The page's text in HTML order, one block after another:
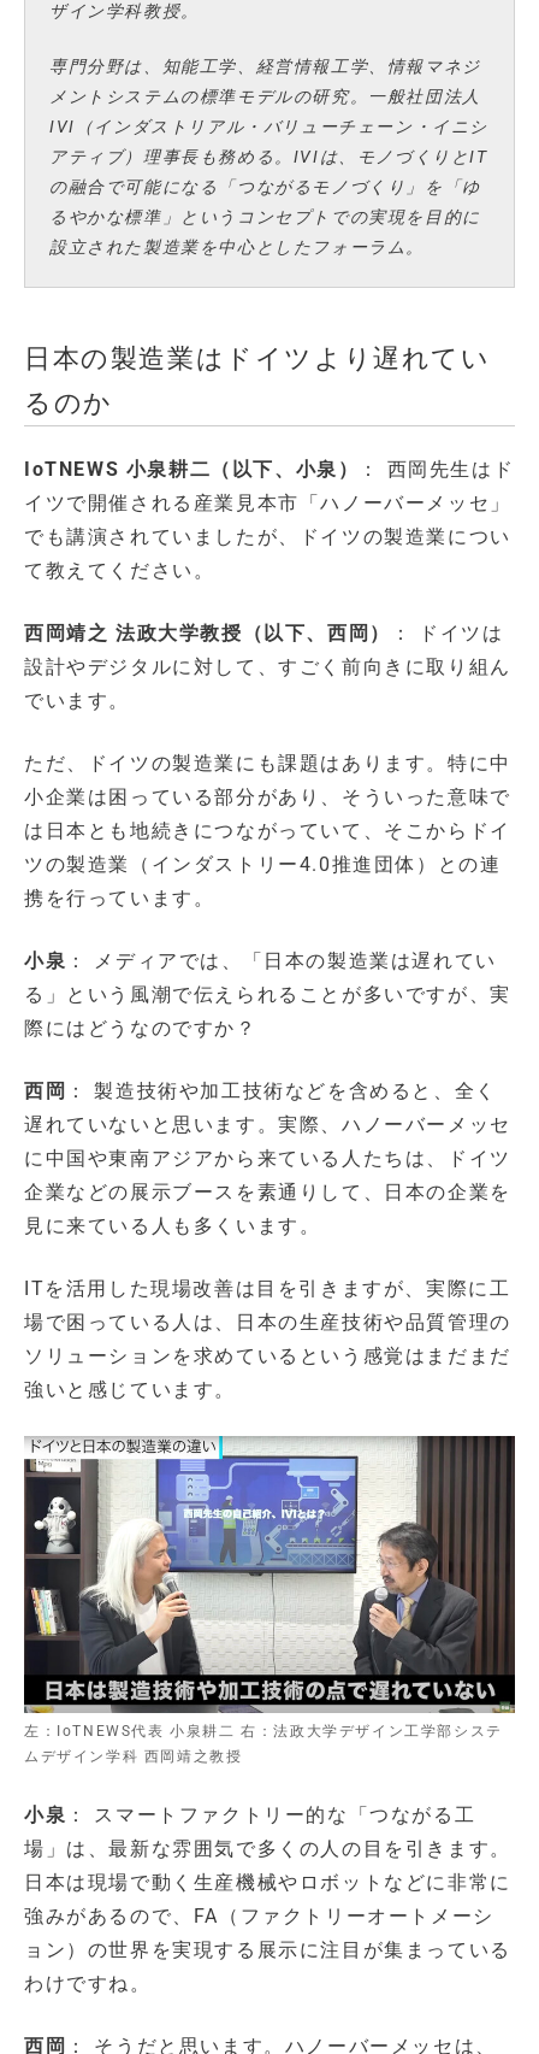
ザイン学科教授。
専門分野は、知能工学、経営情報工学、情報マネジ
メントシステムの標準モデルの研究。一般社団法人
IVI（インダストリアル・バリューチェーン・イニシ
アティブ）理事長も務める。IVIは、モノづくりとIT
の融合で可能になる「つながるモノづくり」を「ゆ
るやかな標準」というコンセプトでの実現を目的に
設立された製造業を中心としたフォーラム。
日本の製造業はドイツより遅れてい
るのか
IoTNEWS 小泉耕二（以下、小泉）
： 西岡先生はド
イツで開催される産業見本市「ハノーバーメッセ」
でも講演されていましたが、ドイツの製造業につい
て教えてください。
西岡靖之 法政大学教授（以下、西岡）
： ドイツは
設計やデジタルに対して、すごく前向きに取り組ん
でいます。
ただ、ドイツの製造業にも課題はあります。特に中
小企業は困っている部分があり、そういった意味で
は日本とも地続きにつながっていて、そこからドイ
ツの製造業（インダストリー4.0推進団体）との連
携を行っています。
小泉 ： メディアでは、「日本の製造業は遅れてい
る」という風潮で伝えられることが多いですが、実
際にはどうなのですか？
西岡 ： 製造技術や加工技術などを含めると、全く
遅れていないと思います。実際、ハノーバーメッセ
に中国や東南アジアから来ている人たちは、ドイツ
企業などの展示ブースを素通りして、日本の企業を
見に来ている人も多くいます。
ITを活用した現場改善は目を引きますが、実際に工
場で困っている人は、日本の生産技術や品質管理の
ソリューションを求めているという感覚はまだまだ
強いと感じています。
左：IoTNEWS代表 小泉耕二 右：法政大学デザイン工学部システ
ムデザイン学科 西岡靖之教授
小泉 ： スマートファクトリー的な「つながる工
場」は、最新な雰囲気で多くの人の目を引きます。
日本は現場で動く生産機械やロボットなどに非常に
強みがあるので、FA（ファクトリーオートメーシ
ョン）の世界を実現する展示に注目が集まっている
わけですね。
西岡 ： そうだと思います。ハノーバーメッセは、